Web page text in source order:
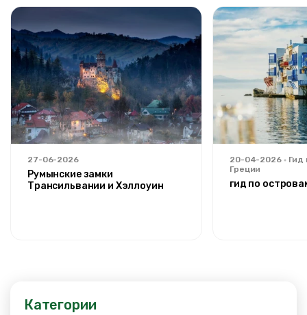
27-06-2026
Румынские замки
Трансильвании и Хэллоуин
20-04-2026
Гид
Греции
гид по
Категории